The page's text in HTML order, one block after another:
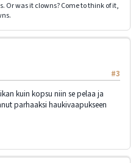
Or was it clowns? Come to think of it,
#3
kuin kopsu niin se pelaa ja
parhaaksi haukivaapukseen